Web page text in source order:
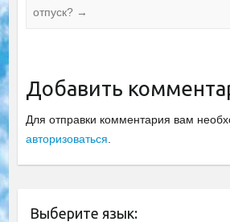
отпуск? →
Добавить
Для отправки комментария вам
авторизоваться
Выберите язык: